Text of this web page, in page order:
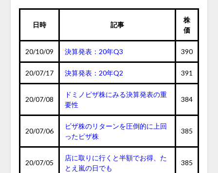
日時 記事
株
価
20/10/09 決算発表：20年Q3 390
20/07/17 決算発表：20年Q2 391
20/07/08
ドミノピザ株にみる決算発表の重
要性
384
20/07/06
ビザ株のリターンを圧倒的に上回
ったピザ株
385
20/07/05
店に取りに行くと半額でお得、た
とえ嵐の日でも
385